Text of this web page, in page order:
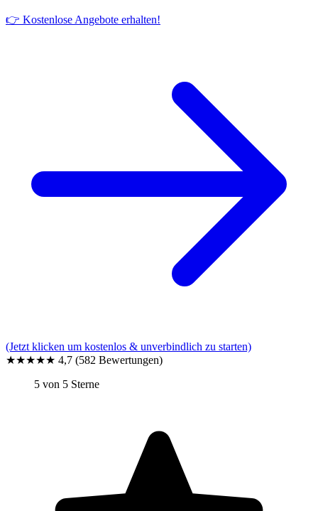
👉 Kostenlose Angebote erhalten!
(Jetzt klicken um kostenlos & unverbindlich zu starten)
★★★★★ 4,7 (582 Bewertungen)
5 von 5 Sterne